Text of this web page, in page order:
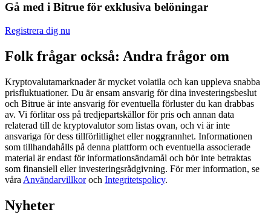
Kopiera Trading
Gå med de bästa handlarna
Gå med i Bitrue för exklusiva belöningar
Registrera dig nu
Folk frågar också: Andra frågor om
Kryptovalutamarknader är mycket volatila och kan uppleva snabba
prisfluktuationer. Du är ensam ansvarig för dina investeringsbeslut
och Bitrue är inte ansvarig för eventuella förluster du kan drabbas
av. Vi förlitar oss på tredjepartskällor för pris och annan data
relaterad till de kryptovalutor som listas ovan, och vi är inte
ansvariga för dess tillförlitlighet eller noggrannhet. Informationen
som tillhandahålls på denna plattform och eventuella associerade
material är endast för informationsändamål och bör inte betraktas
som finansiell eller investeringsrådgivning. För mer information, se
våra Användarvillkoroch Integritetspolicy.
Nyheter